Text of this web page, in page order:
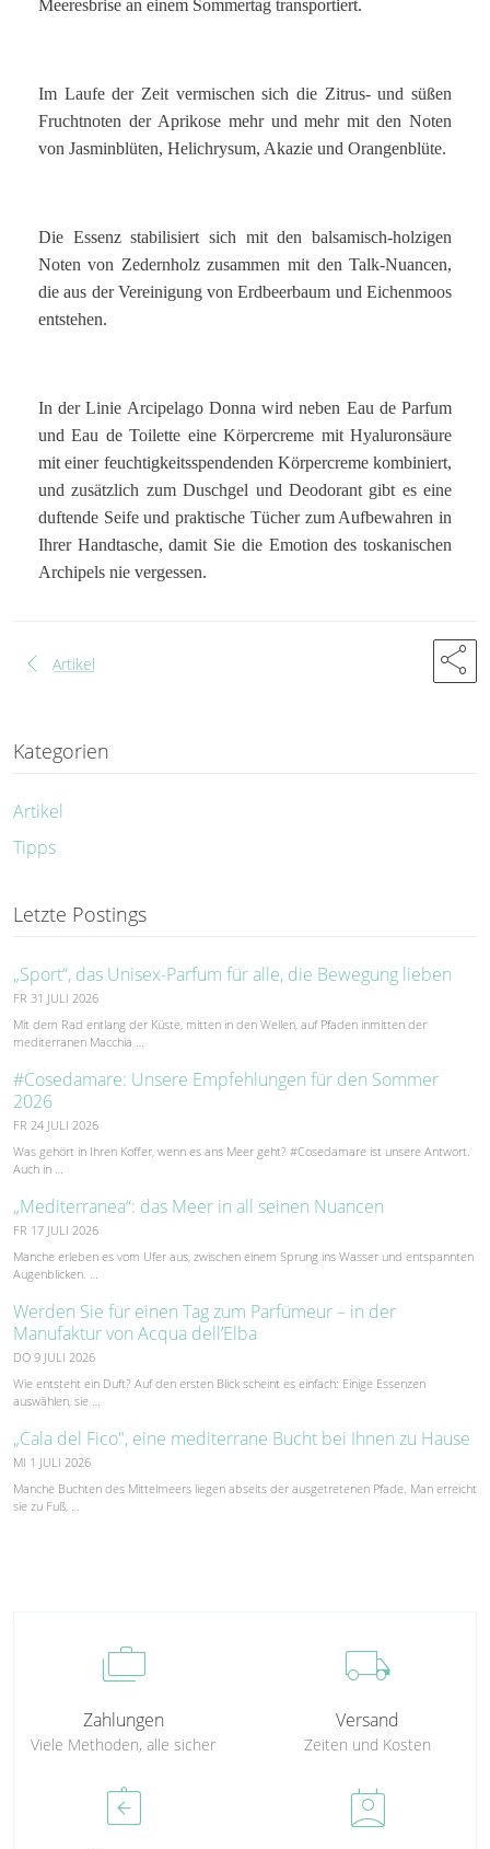
Meeresbrise an einem Sommertag transportiert.
Im Laufe der Zeit vermischen sich die Zitrus- und süßen
Fruchtnoten der Aprikose mehr und mehr mit den Noten
von Jasminblüten, Helichrysum, Akazie und Orangenblüte.
Die Essenz stabilisiert sich mit den balsamisch-holzigen
Noten von Zedernholz zusammen mit den Talk-Nuancen,
die aus der Vereinigung von Erdbeerbaum und Eichenmoos
entstehen.
In der Linie Arcipelago Donna wird neben Eau de Parfum
und Eau de Toilette eine Körpercreme mit Hyaluronsäure
mit einer feuchtigkeitsspendenden Körpercreme kombiniert,
und zusätzlich zum Duschgel und Deodorant gibt es eine
duftende Seife und praktische Tücher zum Aufbewahren in
Ihrer Handtasche, damit Sie die Emotion des toskanischen
Archipels nie vergessen.
chevron_left Artikel share
Kategorien
Artikel
Tipps
Letzte Postings
„Sport“, das Unisex-Parfum für alle, die Bewegung lieben
FR 31 JULI 2026
Mit dem Rad entlang der Küste, mitten in den Wellen, auf Pfaden inmitten der
mediterranen Macchia …
#Cosedamare: Unsere Empfehlungen für den Sommer
2026
FR 24 JULI 2026
Was gehört in Ihren Koffer, wenn es ans Meer geht? #Cosedamare ist unsere Antwort.
Auch in …
„Mediterranea“: das Meer in all seinen Nuancen
FR 17 JULI 2026
Manche erleben es vom Ufer aus, zwischen einem Sprung ins Wasser und entspannten
Augenblicken. …
Werden Sie für einen Tag zum Parfümeur – in der
Manufaktur von Acqua dell’Elba
DO 9 JULI 2026
Wie entsteht ein Duft? Auf den ersten Blick scheint es einfach: Einige Essenzen
auswählen, sie …
„Cala del Fico", eine mediterrane Bucht bei Ihnen zu Hause
MI 1 JULI 2026
Manche Buchten des Mittelmeers liegen abseits der ausgetretenen Pfade. Man erreicht
sie zu Fuß, …
cases
Zahlungen
Viele Methoden, alle sicher
local_shipping
Versand
Zeiten und Kosten
assignment_return perm_contact_calendar